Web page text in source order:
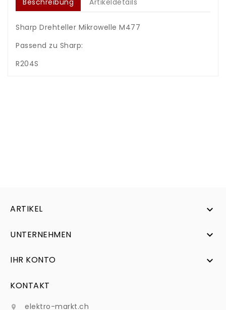
Beschreibung Artikeldetails
Sharp Drehteller Mikrowelle M477
Passend zu Sharp:
R204S
ARTIKEL 
UNTERNEHMEN 
IHR KONTO 
KONTAKT
 elektro-markt.ch